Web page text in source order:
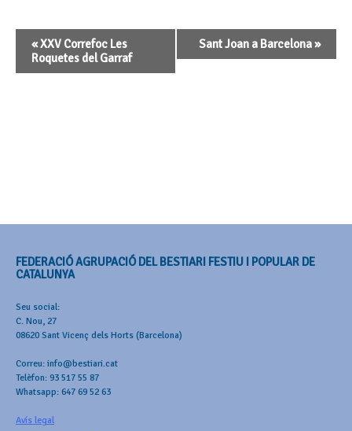
Navegació
d'Esdeveniment
«XXV Correfoc Les
Roquetes del Garraf
Sant Joan a Barcelona»
FEDERACIÓ AGRUPACIÓ DEL BESTIARI FESTIU I POPULAR DE
CATALUNYA
Seu social:
C. Nou, 27
08620 Sant Vicenç dels Horts (Barcelona)
Correu: info@bestiari.cat
Telèfon: 93 517 55 87
Whatsapp: 647 69 52 63
Avís legal